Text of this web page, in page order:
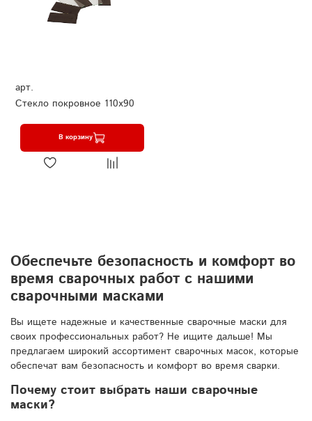
арт.
Стекло покровное 110х90
В корзину
Обеспечьте безопасность и комфорт во
время сварочных работ с нашими
сварочными масками
Вы ищете надежные и качественные сварочные маски для
своих профессиональных работ? Не ищите дальше! Мы
предлагаем широкий ассортимент сварочных масок, которые
обеспечат вам безопасность и комфорт во время сварки.
Почему стоит выбрать наши сварочные
маски?